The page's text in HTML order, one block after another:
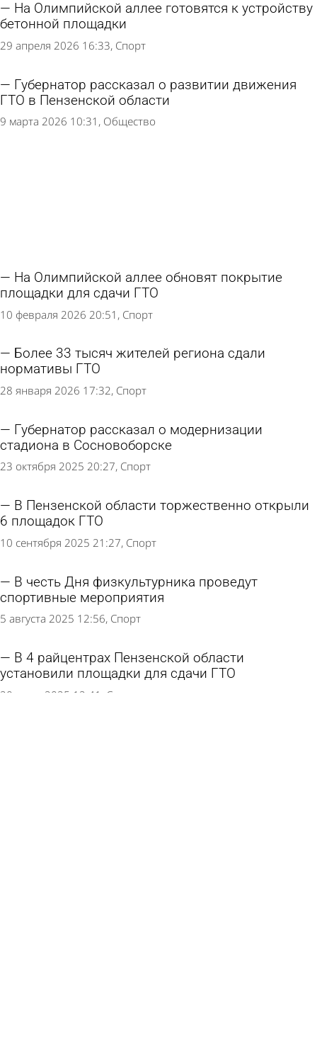
На Олимпийской аллее готовятся к устройству
бетонной площадки
29 апреля 2026 16:33 Спорт
Губернатор рассказал о развитии движения
ГТО в Пензенской области
9 марта 2026 10:31 Общество
На Олимпийской аллее обновят покрытие
площадки для сдачи ГТО
10 февраля 2026 20:51 Спорт
Более 33 тысяч жителей региона сдали
нормативы ГТО
28 января 2026 17:32 Спорт
Губернатор рассказал о модернизации
стадиона в Сосновоборске
23 октября 2025 20:27 Спорт
В Пензенской области торжественно открыли
6 площадок ГТО
10 сентября 2025 21:27 Спорт
В честь Дня физкультурника проведут
спортивные мероприятия
5 августа 2025 12:56 Спорт
В 4 райцентрах Пензенской области
установили площадки для сдачи ГТО
20 июля 2025 12:41 Спорт